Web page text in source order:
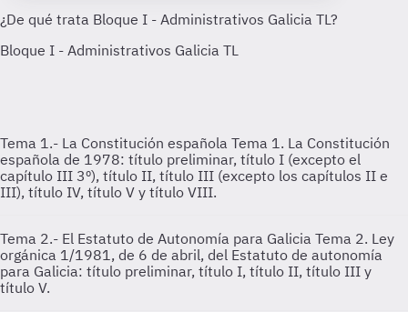
Tema 1.- La Constitución española Tema 1. La Constitución
española de 1978: título preliminar, título I (excepto el
capítulo III 3º), título II, título III (excepto los capítulos II e
III), título IV, título V y título VIII.
Tema 2.- El Estatuto de Autonomía para Galicia Tema 2. Ley
orgánica 1/1981, de 6 de abril, del Estatuto de autonomía
para Galicia: título preliminar, título I, título II, título III y
título V.